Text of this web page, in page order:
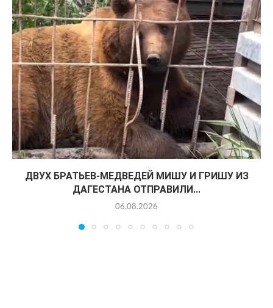
ДВУХ БРАТЬЕВ-МЕДВЕДЕЙ МИШУ И ГРИШУ ИЗ
ДАГЕСТАНА ОТПРАВИЛИ...
06.08.2026